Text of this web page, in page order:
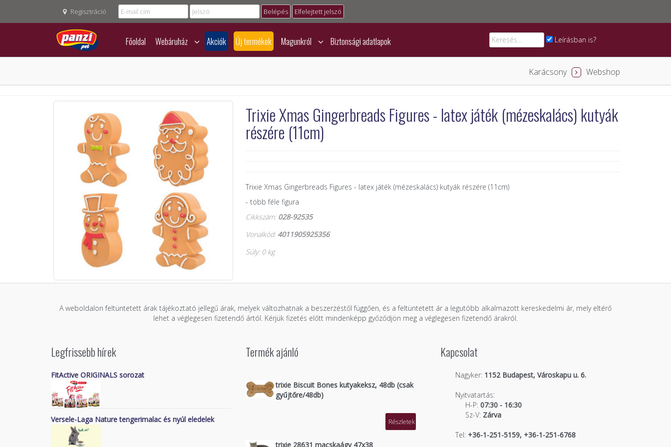
Regisztráció Elfelejtett jelszó
Főoldal Webáruház Akciók Új termékek Magunkról Biztonsági adatlapok Leírásban is?
Webshop
Karácsony
Trixie Xmas Gingerbreads Figures - latex játék (mézeskalács) kutyák
részére (11cm)
Trixie Xmas Gingerbreads Figures - latex játék (mézeskalács) kutyák részére (11cm)
- több féle figura
Cikkszám: 028-92535
Vonalkód: 4011905925356
Súly: 0 kg
A weboldalon feltüntetett árak tájékoztató jellegű árak, melyek változhatnak a beszerzéstől függően, és a feltüntetett ár a legutóbb alkalmazott kereskedelmi ár, mely eltérő
lehet a véglegesen fizetendő ártól. Kérjük fizetés előtt mindenképp győződjön meg a véglegesen fizetendő árakról.
Legfrissebb hírek
FitActive ORIGINALS sorozat
Versele-Laga Nature tengerimalac és nyúl eledelek
Termék ajánló
trixie Biscuit Bones kutyakeksz, 48db (csak
gyűjtőre/48db)
Részletek
trixie 28631 macskaágy 47x38
Kapcsolat
Nagyker: 1152 Budapest, Városkapu u. 6.
Nyitvatartás:
H-P: 07:30 - 16:30
Sz-V: Zárva
Tel: +36-1-251-5159, +36-1-251-6768